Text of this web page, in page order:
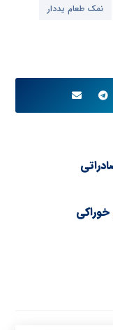
نمک طعام یددار